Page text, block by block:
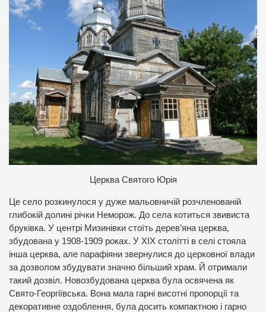
Церква Святого Юрія
Це село розкинулося у дуже мальовничій розчленованій
глибокій долині річки Неморож. До села котиться звивиста
бруківка. У центрі Мизинівки стоїть дерев’яна церква,
збудована у 1908-1909 роках. У ХІХ столітті в селі стояла
інша церква, але парафіяни звернулися до церковної влади
за дозволом збудувати значно більший храм. Й отримали
такий дозвіл. Новозбудована церква була освячена як
Свято-Георгіївська. Вона мала гарні висотні пропорції та
декоративне оздоблення, була досить компактною і гарно